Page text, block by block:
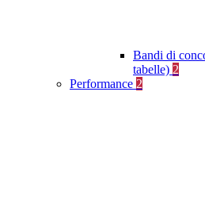
Bandi di
tabelle) 2
Performance 2